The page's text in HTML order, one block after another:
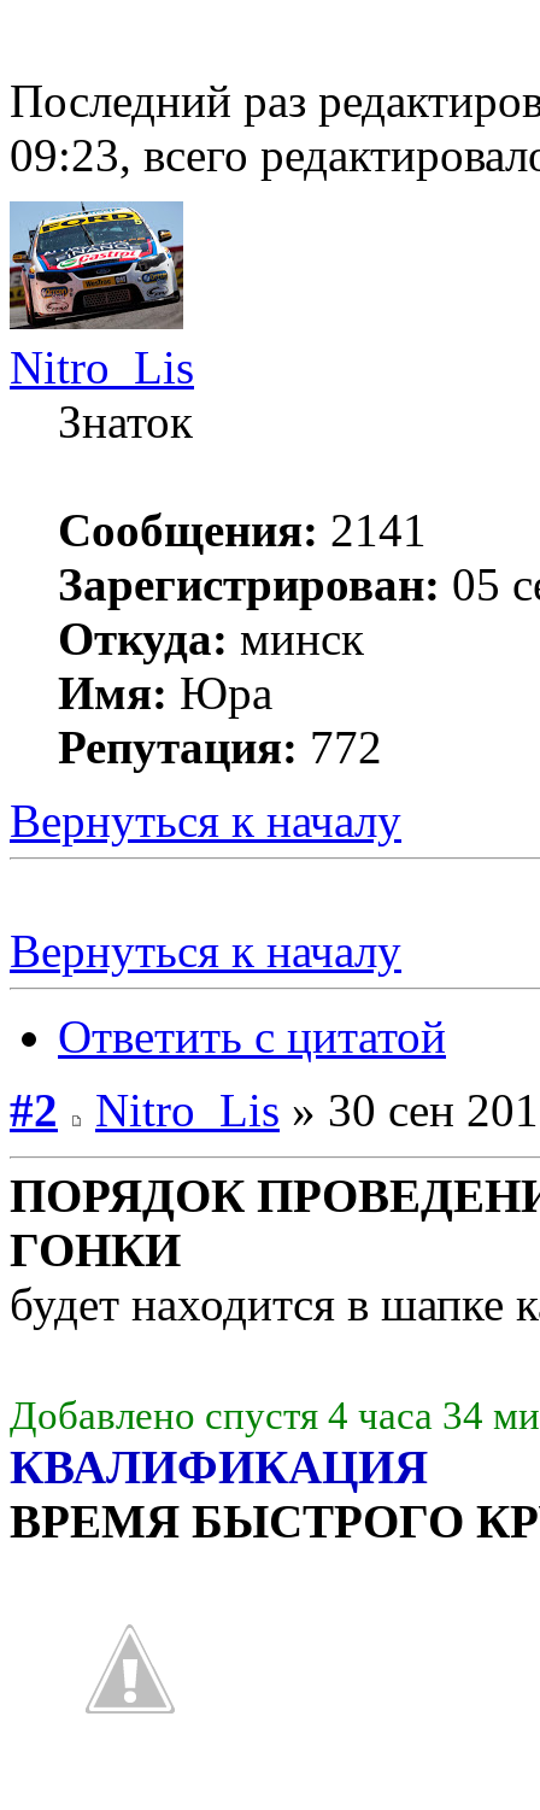
Последний раз
09:23, всего
Nitro_Lis
Знаток
Сообщения: 2141
Зарегистрирован: 05
Откуда: минск
Имя: Юра
Репутация: 772
Вернуться к началу
Вернуться к началу
Ответить с цитатой
#2
Nitro_Lis » 30 сен
ПОРЯДОК
ГОНКИ
будет находится в шапке
Добавлено спустя 4 часа 34
КВАЛИФИКАЦИЯ
ВРЕМЯ БЫСТРОГО